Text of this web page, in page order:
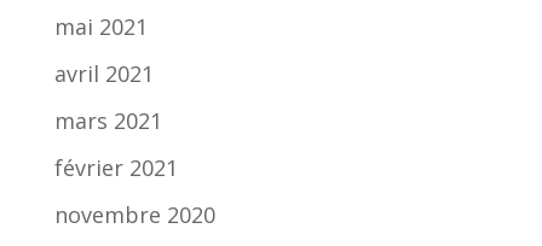
mai 2021
avril 2021
mars 2021
février 2021
novembre 2020